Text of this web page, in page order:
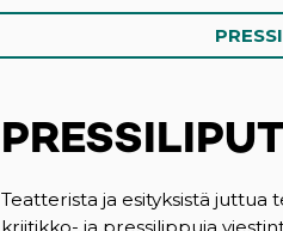
PRESSILIPUT
Teatterista ja esityksistä juttua